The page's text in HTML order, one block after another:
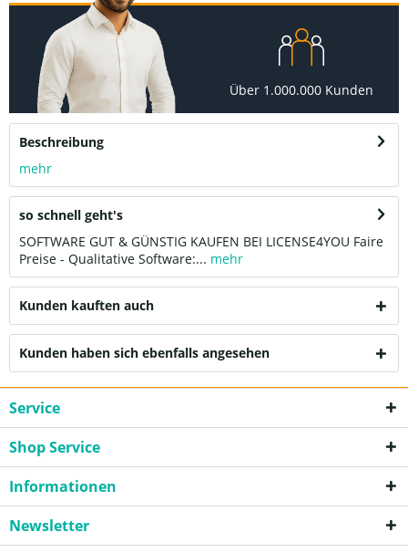
Über 1.000.000 Kunden
Beschreibung
mehr
so schnell geht's
SOFTWARE GUT & GÜNSTIG KAUFEN BEI LICENSE4YOU Faire
Preise - Qualitative Software:... mehr
Kunden kauften auch
Kunden haben sich ebenfalls angesehen
Service
Shop Service
Informationen
Newsletter